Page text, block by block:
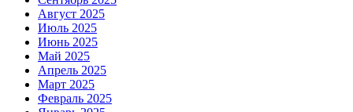
Август 2025
Июль 2025
Июнь 2025
Май 2025
Апрель 2025
Март 2025
Февраль 2025